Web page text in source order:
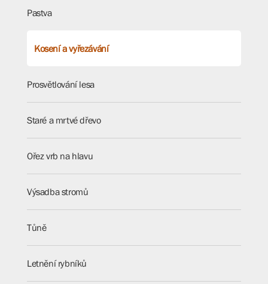
Pastva
Kosení a vyřezávání
Prosvětlování lesa
Staré a mrtvé dřevo
Ořez vrb na hlavu
Výsadba stromů
Tůně
Letnění rybníků